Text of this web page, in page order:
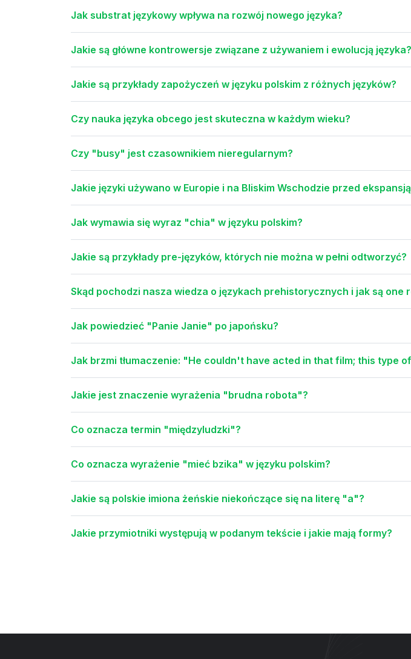
Jak substrat językowy wpływa na rozwój nowego języka?
Jakie są główne kontrowersje związane z używaniem i ewolucją języka?
Jakie są przykłady zapożyczeń w języku polskim z różnych języków?
Czy nauka języka obcego jest skuteczna w każdym wieku?
Czy "busy" jest czasownikiem nieregularnym?
Jakie języki używano w Europie i na Bliskim Wschodzie przed
Jak wymawia się wyraz "chia" w języku polskim?
Jakie są przykłady pre-języków, których nie można w pełni odtworzyć?
Skąd pochodzi nasza wiedza o językach prehistorycznych i jak są one
Jak powiedzieć "Panie Janie" po japońsku?
Jak brzmi tłumaczenie: "He couldn't have acted in that film; this type
Jakie jest znaczenie wyrażenia "brudna robota"?
Co oznacza termin "międzyludzki"?
Co oznacza wyrażenie "mieć bzika" w języku polskim?
Jakie są polskie imiona żeńskie niekończące się na literę "a"?
Jakie przymiotniki występują w podanym tekście i jakie mają formy?